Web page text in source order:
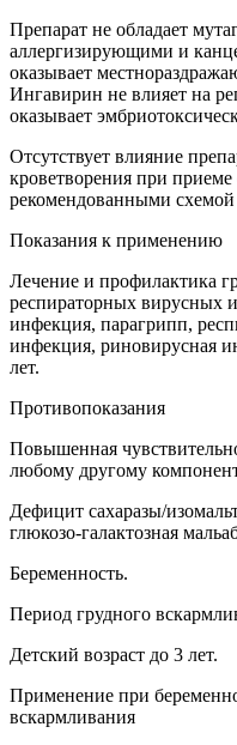
Препарат не обладает
аллергизирующими и
оказывает
Ингавирин не влияет на
оказывает
Отсутствует влияние
кроветворения при
рекомендованными
Показания к применению
Лечение и профилактика
респираторных вирусных
инфекция, парагрипп,
инфекция, риновирусная
лет.
Противопоказания
Повышенная
любому другому
Дефицит сахаразы/
глюкозо-галактозная
Беременность.
Период грудного
Детский возраст до 3 лет.
Применение при
вскармливания